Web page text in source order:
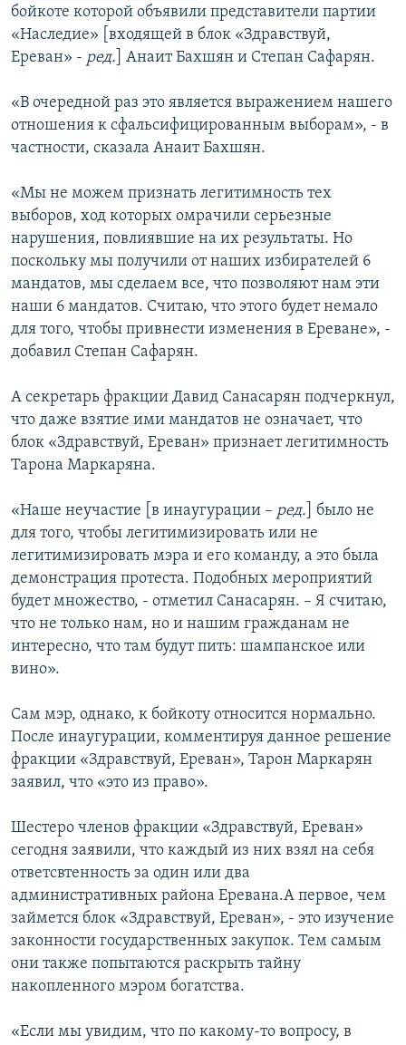
бойкоте которой объявили представители партии
«Наследие» [входящей в блок «Здравствуй,
Ереван» - ред. ] Анаит Бахшян и Степан Сафарян.
«В очередной раз это является выражением нашего
отношения к сфальсифицированным выборам», - в
частности, сказала Анаит Бахшян.
«Мы не можем признать легитимность тех
выборов, ход которых омрачили серьезные
нарушения, повлиявшие на их результаты. Но
поскольку мы получили от наших избирателей 6
мандатов, мы сделаем все, что позволяют нам эти
наши 6 мандатов. Считаю, что этого будет немало
для того, чтобы привнести изменения в Ереване», -
добавил Степан Сафарян.
А секретарь фракции Давид Санасарян подчеркнул,
что даже взятие ими мандатов не означает, что
блок «Здравствуй, Ереван» признает легитимность
Тарона Маркаряна.
«Наше неучастие [в инаугурации – ред. ] было не
для того, чтобы легитимизировать или не
легитимизировать мэра и его команду, а это была
демонстрация протеста. Подобных мероприятий
будет множество, - отметил Санасарян. – Я считаю,
что не только нам, но и нашим гражданам не
интересно, что там будут пить: шампанское или
вино».
Сам мэр, однако, к бойкоту относится нормально.
После инаугурации, комментируя данное решение
фракции «Здравствуй, Ереван», Тарон Маркарян
заявил, что «это из право».
Шестеро членов фракции «Здравствуй, Ереван»
сегодня заявили, что каждый из них взял на себя
ответсвтенность за один или два
административных района Еревана.А первое, чем
займется блок «Здравствуй, Ереван», - это изучение
законности государственных закупок. Тем самым
они также попытаются раскрыть тайну
накопленного мэром богатства.
«Если мы увидим, что по какому-то вопросу, в